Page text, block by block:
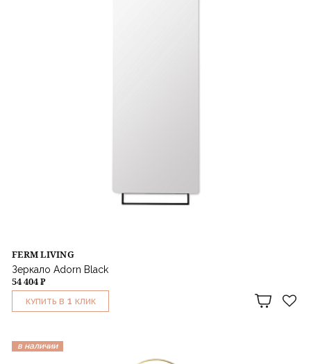
FERM LIVING
Зеркало Adorn Black
54 404 ₽
КУПИТЬ В 1 КЛИК
в наличии